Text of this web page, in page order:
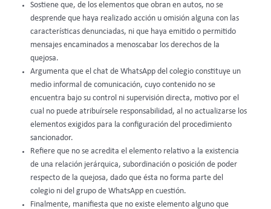
Sostiene que, de los elementos que obran en autos, no se
desprende que haya realizado acción u omisión alguna con las
características denunciadas, ni que haya emitido o permitido
mensajes encaminados a menoscabar los derechos de la
quejosa.
Argumenta que el chat de WhatsApp del colegio constituye un
medio informal de comunicación, cuyo contenido no se
encuentra bajo su control ni supervisión directa, motivo por el
cual no puede atribuírsele responsabilidad, al no actualizarse los
elementos exigidos para la configuración del procedimiento
sancionador.
Refiere que no se acredita el elemento relativo a la existencia
de una relación jerárquica, subordinación o posición de poder
respecto de la quejosa, dado que ésta no forma parte del
colegio ni del grupo de WhatsApp en cuestión.
Finalmente, manifiesta que no existe elemento alguno que